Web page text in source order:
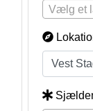
Vælg et